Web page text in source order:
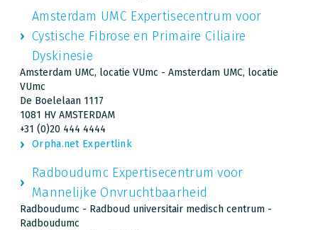
Amsterdam UMC Expertisecentrum voor
Cystische Fibrose en Primaire Ciliaire
Dyskinesie
Amsterdam UMC, locatie VUmc - Amsterdam UMC, locatie
VUmc
De Boelelaan 1117
1081 HV AMSTERDAM
+31 (0)20 444 4444
Orpha.net Expertlink
Radboudumc Expertisecentrum voor
Mannelijke Onvruchtbaarheid
Radboudumc - Radboud universitair medisch centrum -
Radboudumc